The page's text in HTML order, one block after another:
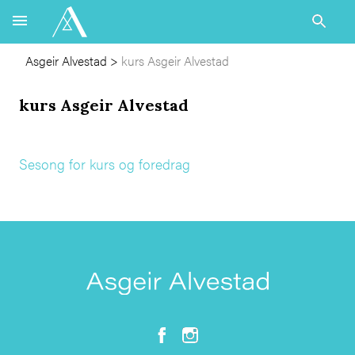
Asgeir Alvestad > kurs Asgeir Alvestad
kurs Asgeir Alvestad
Sesong for kurs og foredrag